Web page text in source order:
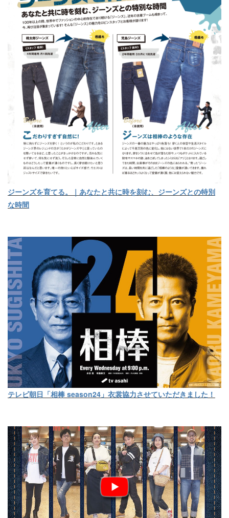
ジーンズを育てる。｜あなたと共に時を刻む、ジーンズとの特別
な時間
テレビ朝日「相棒 season24」衣裳協力させていただきました！